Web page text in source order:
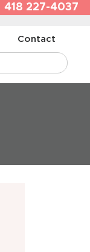
418 227-4037
Contact